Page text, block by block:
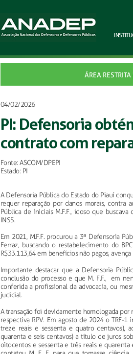
ÁREA RESTRITA
04/02/2026
PI: Defensoria
contrato com
Fonte: ASCOM/DPEPI
Estado: PI
A Defensoria Pública do Estado do Piauí
requer reparação por danos morais, contra
Pública de iniciais M.F.F., idoso que
INSS.
Em 2021, M.F.F. procurou a 3ª Defensoria
Ferraz, buscando o restabelecimento do
R$33.113,64 em benefícios não pagos,
Importante destacar que a Defensoria
conclusão do processo e que M. F.F., em
conferida a profissional da advocacia, ou
judicial.
A transação foi devidamente homologada
respectiva RPV. Em agosto de 2024 o TRF-
treze reais e sessenta e quatro centavos),
quarenta e seis centavos) a título de juros
oitocentos e sessenta e três reais e